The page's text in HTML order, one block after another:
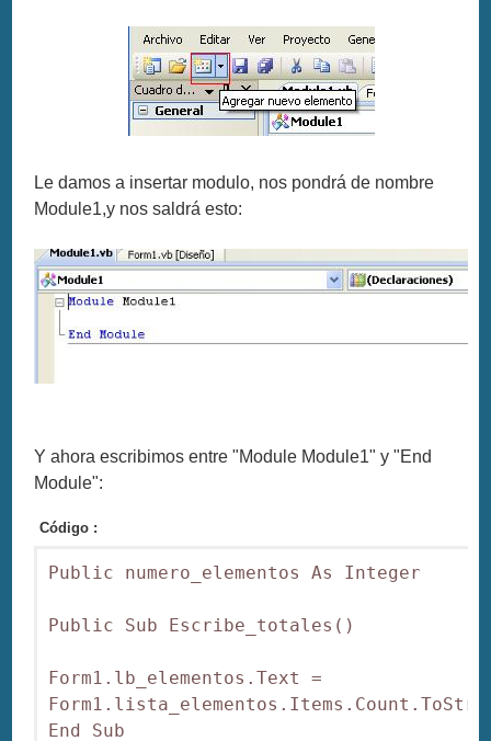
Le damos a insertar modulo, nos pondrá de nombre
Module1,y nos saldrá esto:
Y ahora escribimos entre "Module Module1" y "End
Module":
Código :
Public numero_elementos As Integer
Public Sub Escribe_totales()
Form1.lb_elementos.Text =
End Sub